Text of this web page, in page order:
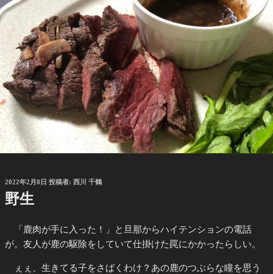
投
稿
日:
2022年2月8日 投稿者: 西川 千鶴
野生
「鹿肉が手に入った！」と旦那からハイテンションの電話
が。友人が鹿の駆除をしていて仕掛けた罠にかかったらしい。
ぇぇ、生きてる子をさばくわけ？あの鹿のつぶらな瞳を思う